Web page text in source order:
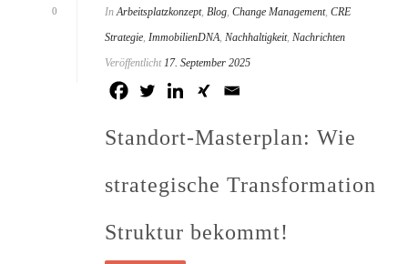
0
In Arbeitsplatzkonzept, Blog, Change Management, CRE
Strategie, ImmobilienDNA, Nachhaltigkeit, Nachrichten
Veröffentlicht 17. September 2025
Standort-Masterplan: Wie
strategische Transformation
Struktur bekommt!